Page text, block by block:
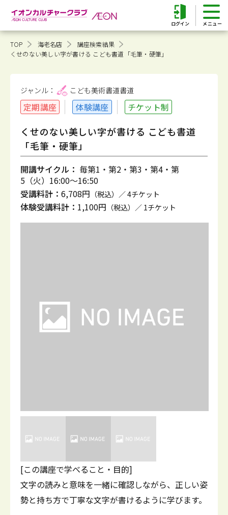
ログイン
TOP 海老名店
講座検索結果
くせのない美しい字が書ける こども書道「毛筆・硬筆」
ジャンル： こども美術書道書道
定期講座 体験講座 チケット制
くせのない美しい字が書ける こども書道
「毛筆・硬筆」
開講サイクル： 毎第1・第2・第3・第4・第
5（火）16:00～16:50
受講料計： 6,708円 （税込）／ 4チケット
体験受講料計： 1,100円 （税込）／ 1チケット
[この講座で学べること・目的]
文字の読みと意味を一緒に確認しながら、正しい姿
勢と持ち方で丁寧な文字が書けるように学びます。